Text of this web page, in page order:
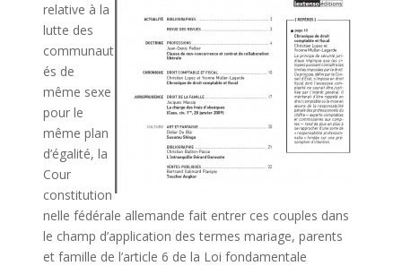
relative à la
lutte des
communaut
és de
même sexe
pour le
même plan
d’égalité, la
Cour
constitution
nelle fédérale allemande fait entrer ces couples dans
le champ d’application des termes mariage, parents
et famille de l’article 6 de la Loi fondamentale